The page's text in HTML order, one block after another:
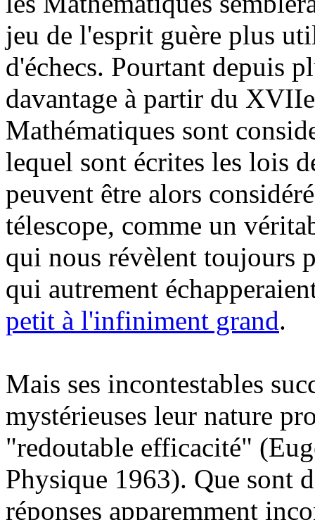
jeu de l'esprit guère plus
d'échecs. Pourtant depuis
davantage à partir du
Mathématiques sont
lequel sont écrites les lois
peuvent être alors
télescope, comme un
qui nous révèlent toujours
qui autrement
petit à l'infiniment grand.
Mais ses incontestables
mystérieuses leur nature
"redoutable efficacité"
Physique 1963). Que sont
réponses apparemment